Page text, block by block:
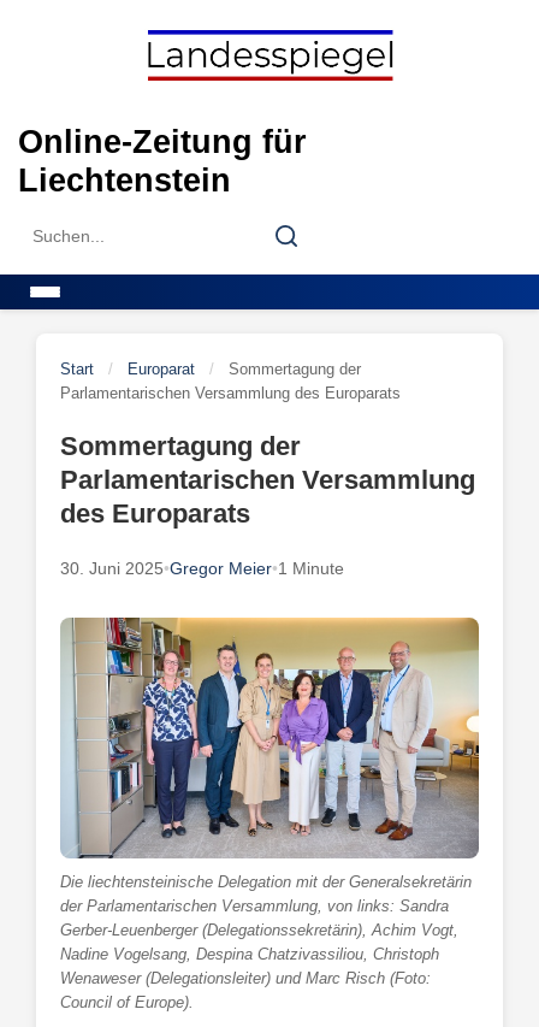
Online-Zeitung für
Liechtenstein
Search
Search
Start / Europarat /
Sommertagung der
Parlamentarischen Versammlung des Europarats
Sommertagung der
Parlamentarischen Versammlung
des Europarats
30. Juni 2025•Gregor Meier•1 Minute
Die liechtensteinische Delegation mit der Generalsekretärin
der Parlamentarischen Versammlung, von links: Sandra
Gerber-Leuenberger (Delegationssekretärin), Achim Vogt,
Nadine Vogelsang, Despina Chatzivassiliou, Christoph
Wenaweser (Delegationsleiter) und Marc Risch (Foto:
Council of Europe).